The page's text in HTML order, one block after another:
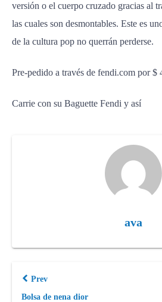
versión o el cuerpo cruzado gracias al
las cuales son desmontables. Este es
de la cultura pop no querrán perderse.
Pre-pedido a través de fendi.com por $
Carrie con su Baguette Fendi y así
ava
Prev
Bolsa de nena dior